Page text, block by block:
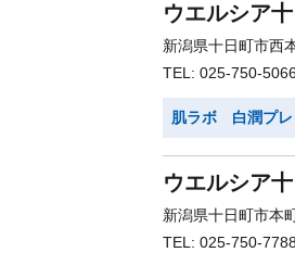
ウエルシア
新潟県十日町市西
TEL: 025-750-
肌ラボ 白潤プレ
ウエルシア
新潟県十日町市本
TEL: 025-750-7788